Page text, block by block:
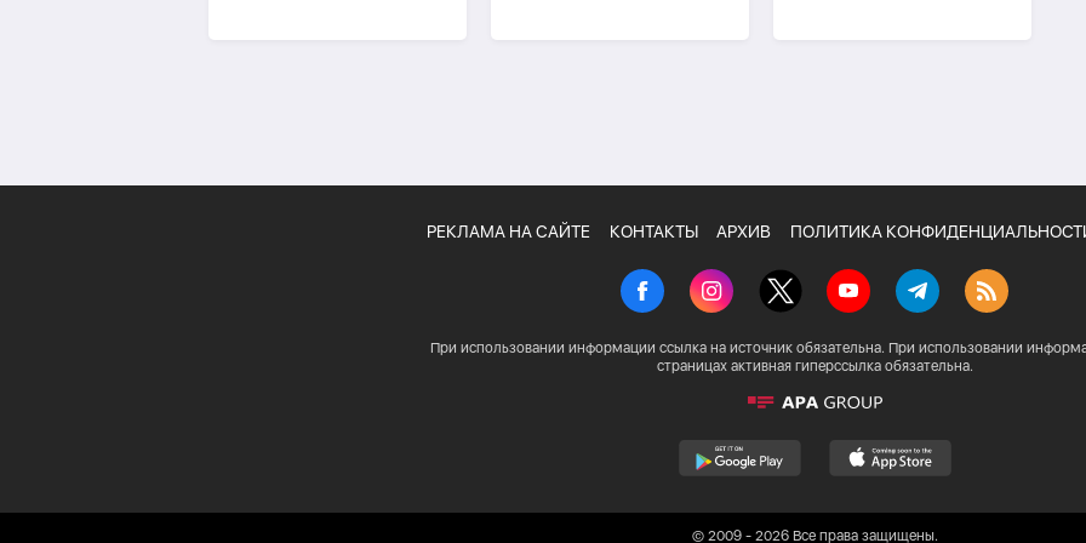
пострадали
РЕКЛАМА НА САЙТЕ КОНТАКТЫ АРХИВ ПОЛИТИКА
При использовании информации ссылка на источник обязательна. При использовании
страницах активная гиперссылка обязательна.
© 2009 - 2026 Все права защищены.